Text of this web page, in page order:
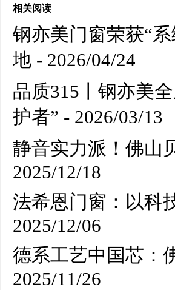
相关阅读
钢亦美门窗荣获“
地 - 2026/04/24
品质315丨钢亦美
护者” - 2026/03/13
静音实力派！佛山
2025/12/18
法希恩门窗：以科
2025/12/06
德系工艺中国芯：
2025/11/26